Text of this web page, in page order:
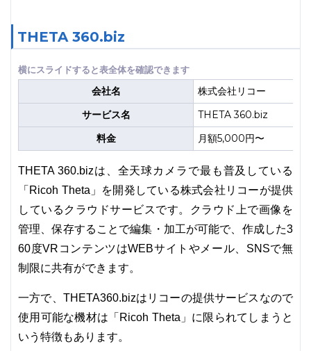
THETA 360.biz
会社名
株式会社リコー
サービス名
THETA 360.biz
料金
月額5,000円〜
THETA 360.bizは、全天球カメラで最も普及している
「Ricoh Theta」を開発している株式会社リコーが提供
しているクラウドサービスです。クラウド上で画像を
管理、保存することで編集・加工が可能で、作成した3
60度VRコンテンツはWEBサイトやメール、SNSで無
制限に共有ができます。
一方で、THETA360.bizはリコーの提供サービスなので
使用可能な機材は「Ricoh Theta」に限られてしまうと
いう特徴もあります。